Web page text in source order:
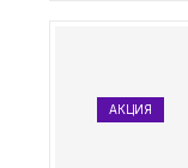
АКЦИЯ